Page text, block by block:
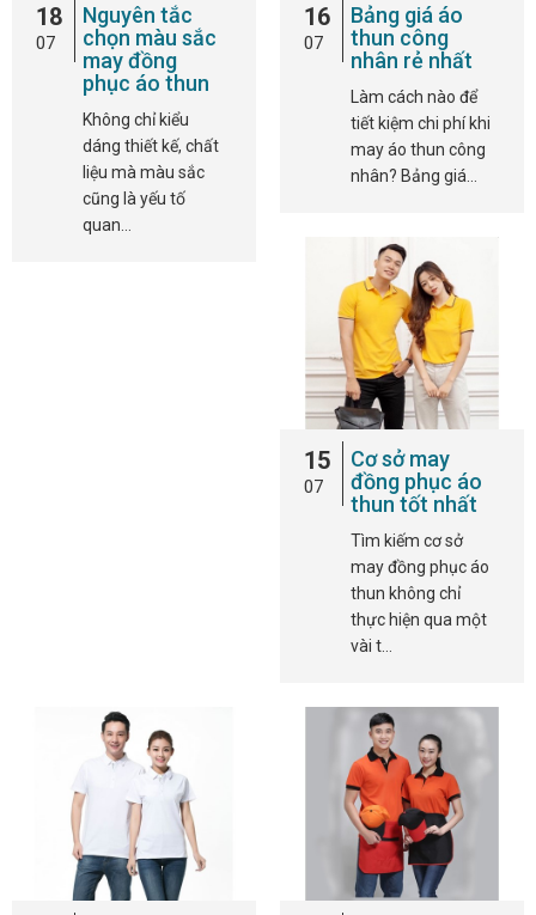
18
07
Nguyên tắc
chọn màu sắc
may đồng
phục áo thun
Không chỉ kiểu
dáng thiết kế, chất
liệu mà màu sắc
cũng là yếu tố
quan…
16
07
Bảng giá áo
thun công
nhân rẻ nhất
Làm cách nào để
tiết kiệm chi phí khi
may áo thun công
nhân? Bảng giá…
15
07
Cơ sở may
đồng phục áo
thun tốt nhất
Tìm kiếm cơ sở
may đồng phục áo
thun không chỉ
thực hiện qua một
vài t…